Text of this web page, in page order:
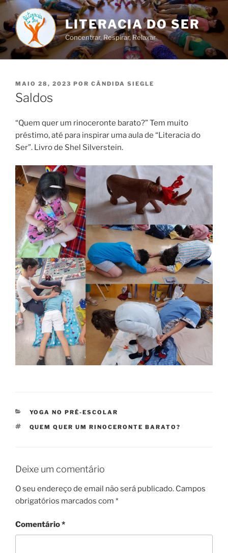
Saltar
para
o
conteúdo
LITERACIA DO SER
Concentrar, Respirar, Relaxar
PUBLICADO
EM
MAIO 28, 2023 POR CÂNDIDA SIEGLE
Saldos
“Quem quer um rinoceronte barato?” Tem muito
préstimo, até para inspirar uma aula de “Literacia do
Ser”. Livro de Shel Silverstein.
CATEGORIAS
YOGA NO PRÉ-ESCOLAR
ETIQUETAS
QUEM QUER UM RINOCERONTE BARATO?
Deixe um comentário
O seu endereço de email não será publicado. Campos
obrigatórios marcados com *
Comentário*